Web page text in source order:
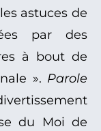
astuces de
par des
à bout de
». Parole
du Moi de